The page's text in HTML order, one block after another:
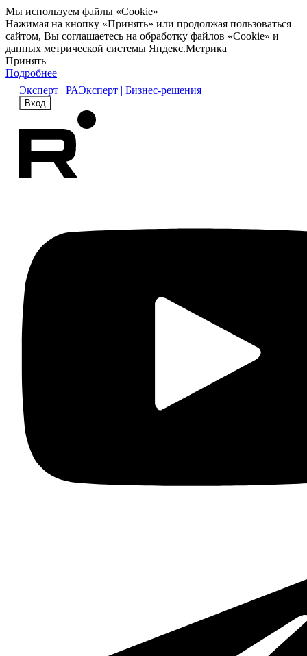
Мы используем файлы «Cookie»
Нажимая на кнопку «Принять» или продолжая пользоваться
сайтом, Вы соглашаетесь на обработку файлов «Cookie» и
данных метрической системы Яндекс.Метрика
Принять
Подробнее
Эксперт | РАЭксперт | Бизнес-решения
Вход